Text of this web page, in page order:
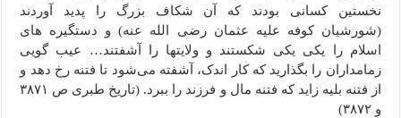
نخستین کسانی بودند که آن شکاف بزرگ را پدید آوردند
(شورشیان کوفه علیه عثمان رضی الله عنه) و دستگیره های
اسلام را یکی یکی شکستند و ولایتها را آشفتند… عیب گویی
زمامداران را بگذارید که کار اندک، آشفته می‌شود تا فتنه رخ دهد و
از فتنه بلیه زاید که فتنه مال و فرزند را ببرد. (تاریخ طبری ص ۳۸۷۱
و ۳۸۷۲)